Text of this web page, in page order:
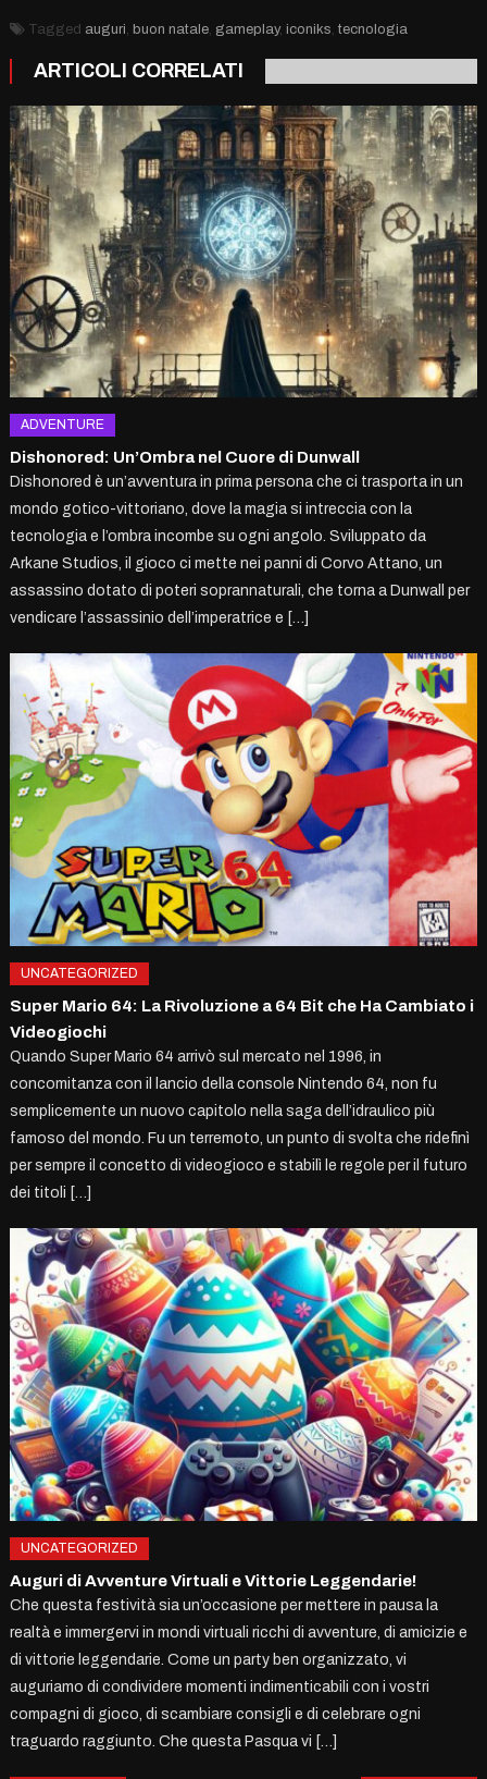
Tagged auguri buon natale, gameplay, iconiks tecnologia
ARTICOLI CORRELATI
ADVENTURE
Dishonored: Un’Ombra nel Cuore di Dunwall
Dishonored è un’avventura in prima persona che ci trasporta in un
mondo gotico-vittoriano, dove la magia si intreccia con la
tecnologia e l’ombra incombe su ogni angolo. Sviluppato da
Arkane Studios, il gioco ci mette nei panni di Corvo Attano, un
assassino dotato di poteri soprannaturali, che torna a Dunwall per
vendicare l’assassinio dell’imperatrice e […]
UNCATEGORIZED
Super Mario 64: La Rivoluzione a 64 Bit che Ha Cambiato i
Videogiochi
Quando Super Mario 64 arrivò sul mercato nel 1996, in
concomitanza con il lancio della console Nintendo 64, non fu
semplicemente un nuovo capitolo nella saga dell’idraulico più
famoso del mondo. Fu un terremoto, un punto di svolta che ridefinì
per sempre il concetto di videogioco e stabilì le regole per il futuro
dei titoli […]
UNCATEGORIZED
Auguri di Avventure Virtuali e Vittorie Leggendarie!
Che questa festività sia un’occasione per mettere in pausa la
realtà e immergervi in mondi virtuali ricchi di avventure, di amicizie e
di vittorie leggendarie. Come un party ben organizzato, vi
auguriamo di condividere momenti indimenticabili con i vostri
compagni di gioco, di scambiare consigli e di celebrare ogni
traguardo raggiunto. Che questa Pasqua vi […]